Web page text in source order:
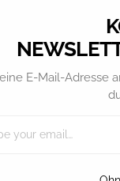
alla
E-Mail-Adresse